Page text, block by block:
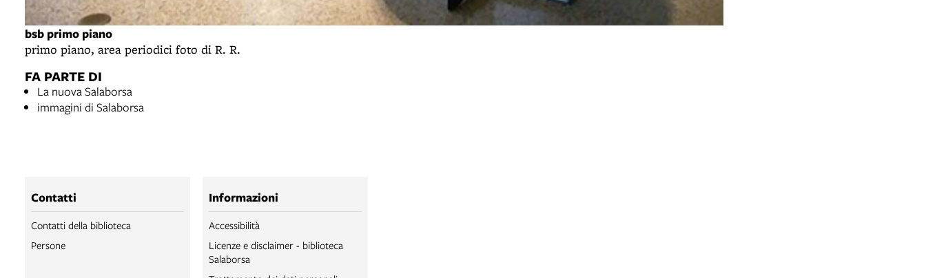
bsb primo piano
primo piano, area periodici foto di R. R.
FA PARTE DI
La nuova Salaborsa
immagini di Salaborsa
Contatti
Contatti della biblioteca
Persone
Informazioni
Accessibilità
Licenze e disclaimer - biblioteca
Salaborsa